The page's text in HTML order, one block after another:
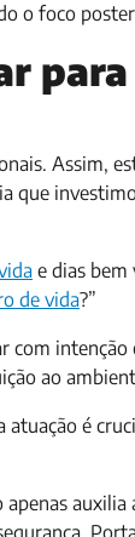
o foco
Assim,
e dias bem
de vida?”
com
ao
é